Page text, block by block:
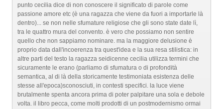
punto cecilia dice di non conoscere il significato di parole come
passione amore etc (è una ragazza che viene da fuori a importarle là
dentro)... se non nelle sfumature religiose che gli sono state date lì,
tra le quattro mura del convento. è vero che possiamo non sentire
quello che non sappiamo nominare. ma la maggiore delusione è
proprio data dall'incoerenza tra quest'idea e la sua resa stilistica: in
altre parti del testo la ragazza seidicenne cecilia utilizza termini che
sicuramente le erano (parliamo di sfumatura o di profondità
semantica, al di là della storicamente testimoniata esistenza delle
stesse all'epoca)sconosciuti, in contesti specifici. la luce viene
brutalmente spenta ancora prima di poter palpitare una sola e debole
volta. il libro pecca, come molti prodotti di un postmodernismo ormai